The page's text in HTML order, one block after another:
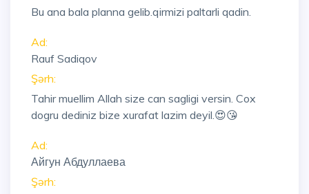
Bu ana bala planna gelib.qirmizi paltarli qadin.
Ad:
Rauf Sadiqov
Şərh:
Tahir muellim Allah size can sagligi versin. Cox
dogru dediniz bize xurafat lazim deyil.😍😘
Ad:
Айгун Абдуллаева
Şərh: